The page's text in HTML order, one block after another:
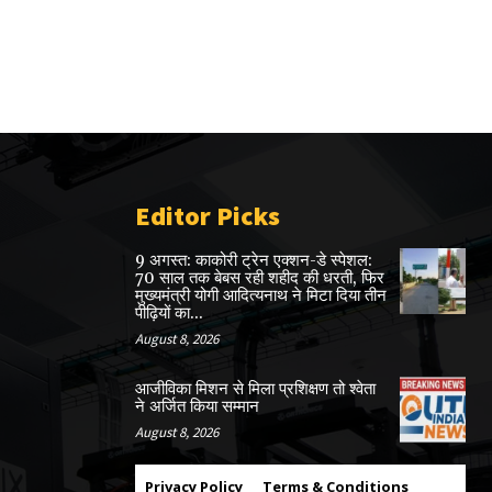
Editor Picks
9 अगस्त: काकोरी ट्रेन एक्शन-डे स्पेशल:
70 साल तक बेबस रही शहीद की धरती, फिर
मुख्यमंत्री योगी आदित्यनाथ ने मिटा दिया तीन
पीढ़ियों का...
August 8, 2026
आजीविका मिशन से मिला प्रशिक्षण तो श्वेता
ने अर्जित किया सम्मान
August 8, 2026
Privacy Policy Terms & Conditions